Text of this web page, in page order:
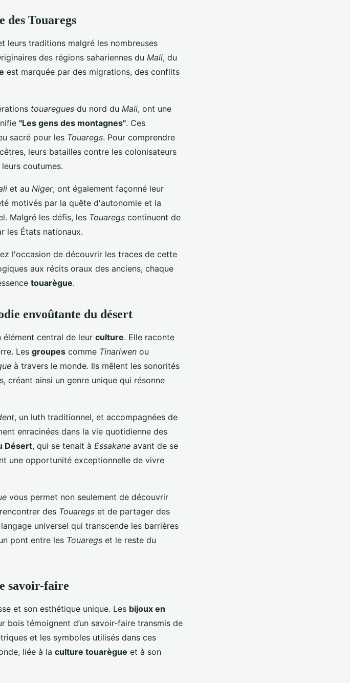
des Touaregs
leurs traditions malgré les nombreuses
des régions sahariennes du Mali, du
est marquée par des migrations, des conflits
touaregues du nord du Mali, ont une
"Les gens des montagnes". Ces
sacré pour les Touaregs. Pour comprendre
leurs batailles contre les colonisateurs
coutumes.
et au Niger, ont également façonné leur
motivés par la quête d'autonomie et la
Malgré les défis, les Touaregs continuent de
les États nationaux.
l'occasion de découvrir les traces de cette
aux récits oraux des anciens, chaque
touarègue.
envoûtante du désert
élément central de leur culture. Elle raconte
Les groupes comme Tinariwen ou
à travers le monde. Ils mêlent les sonorités
créant ainsi un genre unique qui résonne
, un luth traditionnel, et accompagnées de
enracinées dans la vie quotidienne des
Désert, qui se tenait à Essakane avant de se
une opportunité exceptionnelle de vivre
vous permet non seulement de découvrir
des Touaregs et de partager des
universel qui transcende les barrières
pont entre les Touaregs et le reste du
savoir-faire
et son esthétique unique. Les bijoux en
bois témoignent d’un savoir-faire transmis de
et les symboles utilisés dans ces
liée à la culture touarègue et à son